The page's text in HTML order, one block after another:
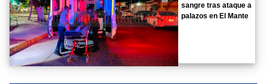
sangre tras ataque a
palazos en El Mante